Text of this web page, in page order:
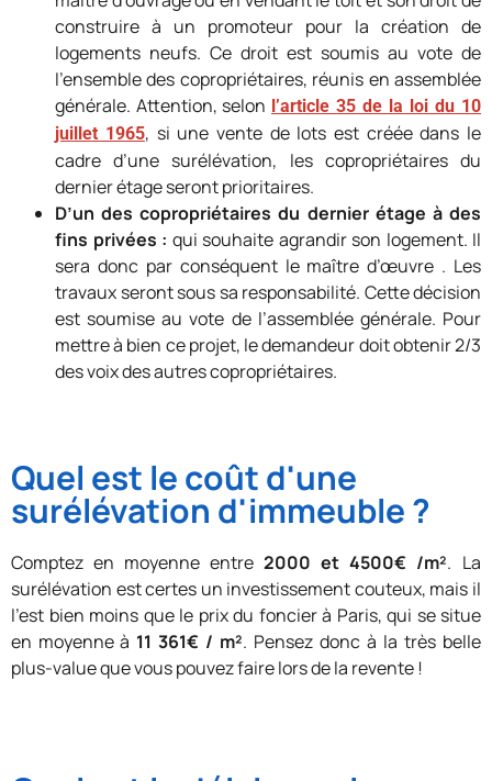
construire à un promoteur pour la création de
logements neufs. Ce droit est soumis au vote de
l’ensemble des copropriétaires, réunis en assemblée
générale. Attention, selon l’article 35 de la loi du 10
juillet 1965, si une vente de lots est créée dans le
cadre d’une surélévation, les copropriétaires du
dernier étage seront prioritaires.
D’un des copropriétaires du dernier étage à des
fins privées : qui souhaite agrandir son logement. Il
sera donc par conséquent le maître d’œuvre . Les
travaux seront sous sa responsabilité. Cette décision
est soumise au vote de l’assemblée générale. Pour
mettre à bien ce projet, le demandeur doit obtenir 2/3
des voix des autres copropriétaires.
Quel est le coût d'une
surélévation d'immeuble ?
Comptez en moyenne entre 2000 et 4500€ /m². La
surélévation est certes un investissement couteux, mais il
l’est bien moins que le prix du foncier à Paris, qui se situe
en moyenne à 11 361€ / m². Pensez donc à la très belle
plus-value que vous pouvez faire lors de la revente !